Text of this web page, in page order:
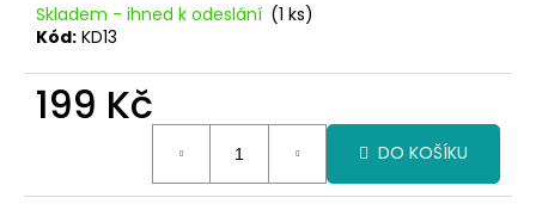
Skladem - ihned k odeslání (1 ks)
Kód: KD13
199 Kč
DO KOŠÍKU